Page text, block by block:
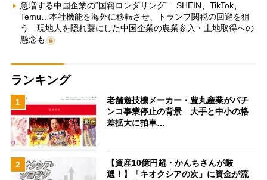
急増する中国企業の“国籍ロンダリング” SHEIN、TikTok、
Temu…本社機能を海外に移転させ、トランプ関税の回避を狙
う 現地人を隠れ蓑にした中国企業の農業参入・土地取得への
懸念も
ランキング
1
老舗遊技機メーカー・豊丸産業がパチ
ンコ事業停止の背景 大手と中小の格
差拡大に拍車…
2
【資産10億円超・かんちさんが厳
選！】「キオクシアの次」に資金が流